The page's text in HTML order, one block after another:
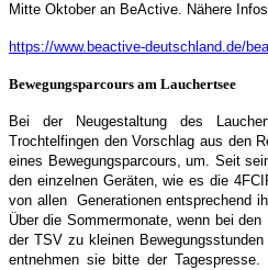
Mitte Oktober an BeActive. Nähere
https://www.beactive-deutschland.de/
Bewegungsparcours am Lauchertsee
Bei der Neugestaltung des
Trochtelfingen den Vorschlag aus den
eines Bewegungsparcours, um. Seit
den einzelnen Geräten, wie es die
von allen Generationen entsprechend
Über die Sommermonate, wenn bei
der TSV zu kleinen
entnehmen sie bitte der